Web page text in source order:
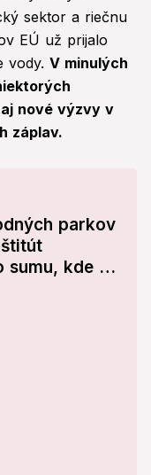
sektor a riečnu
EÚ už prijalo
vody. V minulých
nové výzvy v
záplav.
parkov
kde by